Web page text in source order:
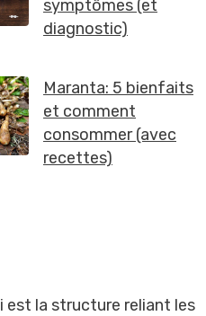
est la structure reliant les